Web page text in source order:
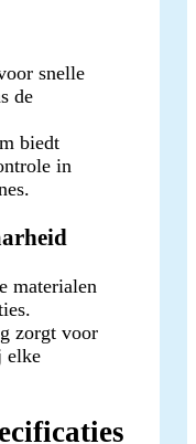
snelle
de
biedt
in
materialen
zorgt voor
elke